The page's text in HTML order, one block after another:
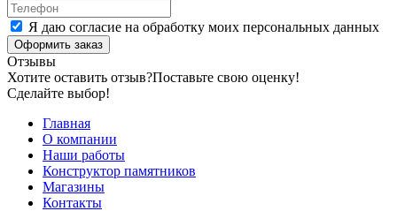
Я даю согласие на обработку моих персональных данных
Оформить заказ
Отзывы
Хотите оставить отзыв?Поставьте свою оценку!
Сделайте выбор!
Главная
О компании
Наши работы
Конструктор памятников
Магазины
Контакты